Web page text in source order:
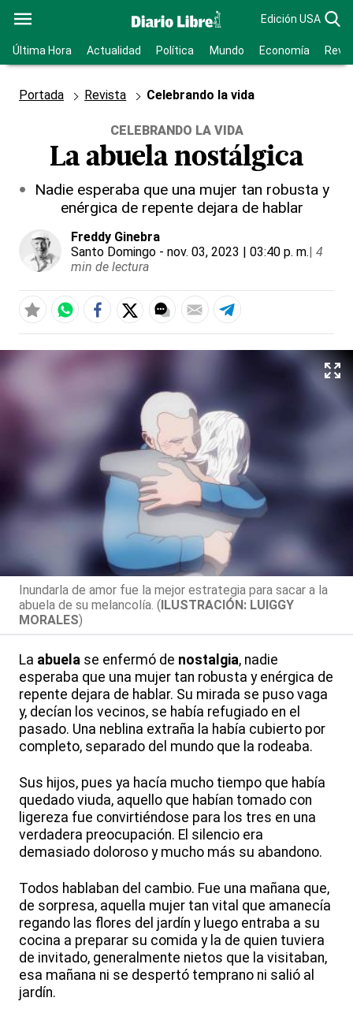
Edición USA
Última Hora Actualidad Política Mundo Economía
Portada Revista Celebrando la vida
CELEBRANDO LA VIDA
La abuela nostálgica
Nadie esperaba que una mujer tan robusta y
enérgica de repente dejara de hablar
Freddy Ginebra
Santo Domingo - nov. 03, 2023 | 03:40 p. m.| 4
min de lectura
Inundarla de amor fue la mejor estrategia para sacar a la
abuela de su melancolía. (ILUSTRACIÓN: LUIGGY
MORALES)
La abuela se enfermó de nostalgia, nadie
esperaba que una mujer tan robusta y enérgica de
repente dejara de hablar. Su mirada se puso vaga
y, decían los vecinos, se había refugiado en el
pasado. Una neblina extraña la había cubierto por
completo, separado del mundo que la rodeaba.
Sus hijos, pues ya hacía mucho tiempo que había
quedado viuda, aquello que habían tomado con
ligereza fue convirtiéndose para los tres en una
verdadera preocupación. El silencio era
demasiado doloroso y mucho más su abandono.
Todos hablaban del cambio. Fue una mañana que,
de sorpresa, aquella mujer tan vital que amanecía
regando las flores del jardín y luego entraba a su
cocina a preparar su comida y la de quien tuviera
de invitado, generalmente nietos que la visitaban,
esa mañana ni se despertó temprano ni salió al
jardín.